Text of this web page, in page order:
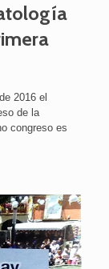
2016 el
de la
congreso es